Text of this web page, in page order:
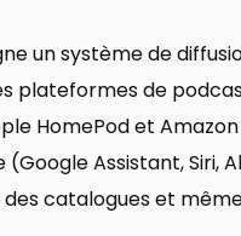
un système de
plateformes de
HomePod et
Assistant,
catalogues et